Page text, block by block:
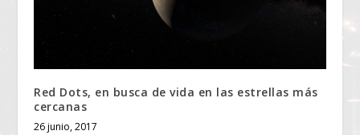
Red Dots, en busca de vida en las estrellas más
cercanas
26 junio, 2017